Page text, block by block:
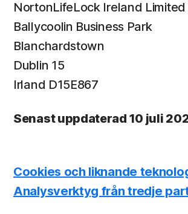
NortonLifeLock Ireland Limited
Ballycoolin Business Park
Blanchardstown
Dublin 15
Irland D15E867
Senast uppdaterad 10 juli
Cookies och liknande
Analysverktyg från tredje